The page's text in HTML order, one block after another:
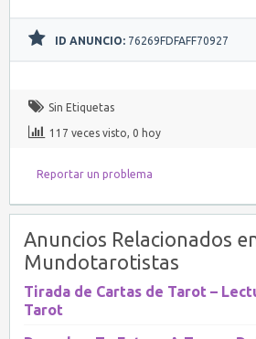
ID ANUNCIO: 76269FDFAFF70927
Sin Etiquetas
117 veces visto, 0 hoy
Reportar un problema
Anuncios Relacionados
Mundotarotistas
Tirada de Cartas de Tarot –
Tarot